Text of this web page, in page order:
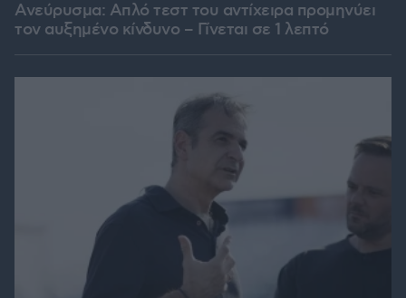
Ανεύρυσμα: Απλό τεστ του αντίχειρα προμηνύει
τον αυξημένο κίνδυνο – Γίνεται σε 1 λεπτό